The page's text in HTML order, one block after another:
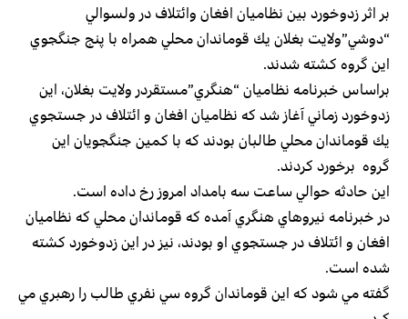
بر اثر زدوخورد بين نظاميان افغان وائتلاف در ولسوالي
“دوشي”ولايت بغلان يك قوماندان محلي همراه با پنج جنگجوي
اين گروه كشته شدند.
براساس خبرنامه نظاميان “هنگري”مستقردر ولايت بغلان، اين
زدوخورد زماني آغاز شد كه نظاميان افغان و ائتلاف در جستجوي
يك قوماندان محلي طالبان بودند كه با كمين جنگجويان اين
گروه برخورد كردند.
اين حادثه حوالي ساعت سه بامداد امروز رخ داده است.
در خبرنامه نيروهاي هنگري آمده كه قوماندان محلي كه نظاميان
افغان و ائتلاف در جستجوي او بودند، نيز در اين زدوخورد كشته
شده است.
گفته مي شود كه اين قوماندان گروه سي نفري طالب را رهبري مي